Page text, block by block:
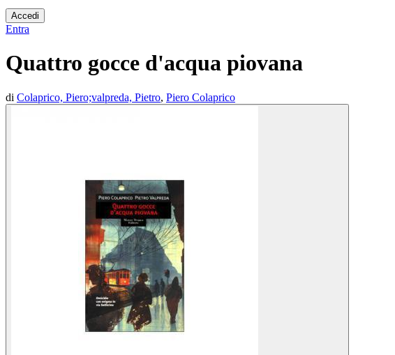
Accedi
Entra
Quattro gocce d'acqua piovana
di Colaprico, Piero;valpreda, Pietro, Piero Colaprico